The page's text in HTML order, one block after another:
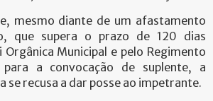
mesmo diante de um afastamento
que supera o prazo de 120 dias
Orgânica Municipal e pelo Regimento
a convocação de suplente, a
se recusa a dar posse ao impetrante.